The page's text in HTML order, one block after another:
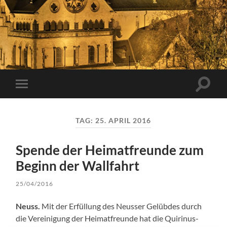
Mobile-
Menü
TAG: 25. APRIL 2016
Spende der Heimatfreunde zum
Beginn der Wallfahrt
25/04/2016
Neuss. Mit der Erfüllung des Neusser Gelübdes durch
die Vereinigung der Heimatfreunde hat die Quirinus-